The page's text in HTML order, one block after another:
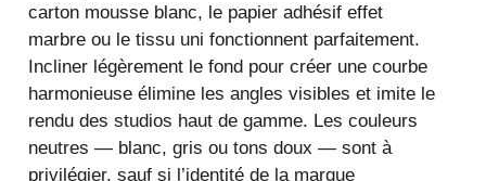
carton mousse blanc, le papier adhésif effet
marbre ou le tissu uni fonctionnent parfaitement.
Incliner légèrement le fond pour créer une courbe
harmonieuse élimine les angles visibles et imite le
rendu des studios haut de gamme. Les couleurs
neutres — blanc, gris ou tons doux — sont à
privilégier, sauf si l’identité de la marque